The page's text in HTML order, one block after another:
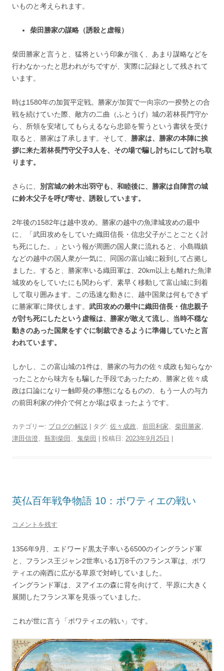
いものと考えられます。
柴田勝家の謀略（誘殺と虚報）
柴田勝家と言うと、猛将という印象が強く、あまり謀略などを
行わなかったと思われがちですが、実際に記録として残されて
います。
時は1580年の加賀平定戦。勝家が加賀で一向宗の一揆勢との合
戦を続けていた際、敵方の二曲（ふとうげ）城の若林長門守か
ら、所領を安堵してもらえるなら忠節を誓うという書状を受け
取ると、勝家は了承します。そして、 勝家は、勝家の本陣に挨
拶に来た若林長門守父子3人を、その場で騙し討ちにして討ち取
ります。
さらに、 別宮城の鈴木出羽守も、和睦後に、勝家は自陣営の城
に鈴木父子を呼び寄せ、誘殺しています。
2年後の1582年は越中攻め。勝家の越中の魚津城攻めの最中
に、「武田攻めをしていた織田信長・信忠父子がことごとく討
ち死にした。」という報が周囲の国人衆に流れると、小島職鎮
などの越中の国人衆が一気に、同国の富山城に殺到して占拠し
ました。すると、勝家率いる織田軍は、20km以上も離れた魚津
城攻めをしていたにも関わらず、素早く移動して富山城に到着
して取り囲みます。この迅速な動きに、越中国衆は何もできず
に勝家軍に降伏します。 武田攻めの最中に織田信長・信忠親子
が討ち死にしたという虚報は、勝家が敢えて流し、当時不穏な
動きのあった国衆をすぐに制裁できるように準備していたと言
われています。
しかし、この富山城の1件は、勝家の与力の佐々成政も知らなか
ったことから味方をも騙した手段であったため、勝家と佐々成
政は口論になり一触即発の事態になるものの、もう一人の与力
の前田利家の仲介で何とか場は収まったようです。
カテゴリー: ブログの解説 | タグ: 佐々成政、 前田利家、 柴田勝家、
津田信澄、 瓶割柴田 、 鬼柴田 | 投稿日: 2023年9月25日
英仏百年戦争物語 10：ポワティエの戦い
コメントを残す
1356年9月、エドワード黒太子率いる6500のイングランド軍
と、フランス王ジャン2世率いる1万8千のフランス軍は、ポワ
ティエの南西に広がる草原で対峙していました。
イングランド軍は、ヌアイエの森に背を向けて、平原に大きく
展開したフランス軍を見張っていました。
これが世に言う「ポワティエの戦い」です。